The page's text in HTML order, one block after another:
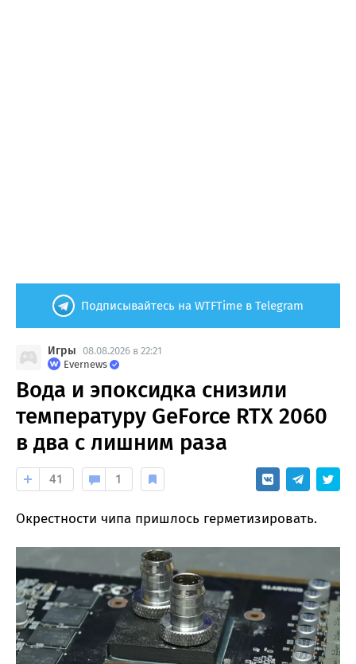
Подписывайтесь на WTFTime в Telegram
Игры 08.08.2026 в 22:21
Evernews
Вода и эпоксидка снизили
температуру GeForce RTX 2060
в два с лишним раза
41 1
Окрестности чипа пришлось герметизировать.